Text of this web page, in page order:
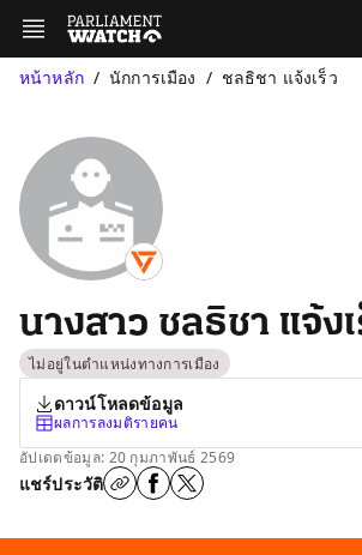
หน้าหลัก นักการเมือง ชลธิชา แจ้งเร็ว
นางสาว ชลธิชา แจ้ง
ไม่อยู่ในตำแหน่งทางการเมือง
ดาวน์โหลดข้อมูล
ผลการลงมติรายคน
อัปเดตข้อมูล: 20 กุมภาพันธ์ 2569
แชร์ประวัติ